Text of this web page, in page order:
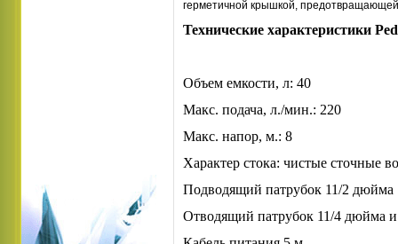
герметичной крышкой, предотвращающей
Технические характеристики
Объем емкости, л: 40
Макс. подача, л./мин.: 220
Макс. напор, м.: 8
Характер стока: чистые сточные
Подводящий патрубок 11/2 дюйма
Отводящий патрубок 11/4 дюйма